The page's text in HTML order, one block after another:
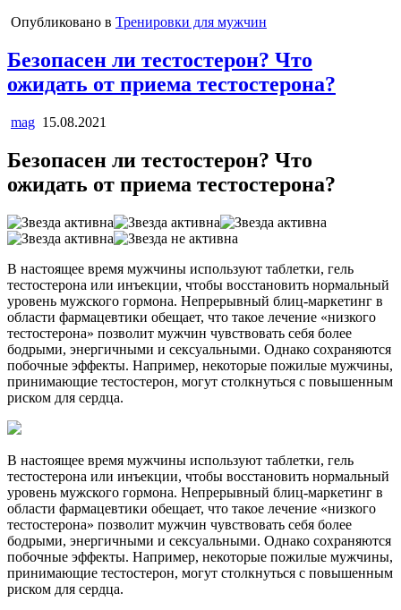
Опубликовано в Тренировки для мужчин
Безопасен ли тестостерон? Что
ожидать от приема тестостерона?
mag 15.08.2021
Безопасен ли тестостерон? Что
ожидать от приема тестостерона?
В настоящее время мужчины используют таблетки, гель
тестостерона или инъекции, чтобы восстановить нормальный
уровень мужского гормона. Непрерывный блиц-маркетинг в
области фармацевтики обещает, что такое лечение «низкого
тестостерона» позволит мужчин чувствовать себя более
бодрыми, энергичными и сексуальными. Однако сохраняются
побочные эффекты. Например, некоторые пожилые мужчины,
принимающие тестостерон, могут столкнуться с повышенным
риском для сердца.
В настоящее время мужчины используют таблетки, гель
тестостерона или инъекции, чтобы восстановить нормальный
уровень мужского гормона. Непрерывный блиц-маркетинг в
области фармацевтики обещает, что такое лечение «низкого
тестостерона» позволит мужчин чувствовать себя более
бодрыми, энергичными и сексуальными. Однако сохраняются
побочные эффекты. Например, некоторые пожилые мужчины,
принимающие тестостерон, могут столкнуться с повышенным
риском для сердца.